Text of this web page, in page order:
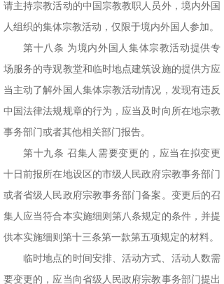
请主持宗教活动的中国宗教教职人员外，境内外国
人组织的集体宗教活动，仅限于境内外国人参加。
第十八条 为境内外国人集体宗教活动提供专
场服务的寺观教堂和临时地点建筑设施的提供方应
当主动了解外国人集体宗教活动情况，发现有违反
中国法律法规规章的行为，应当及时向所在地宗教
事务部门或者其他相关部门报告。
第十九条 召集人需要变更的，应当在拟变更
十日前报所在地设区的市级人民政府宗教事务部门
或者省级人民政府宗教事务部门备案。变更后的召
集人应当符合本实施细则第八条规定的条件，并提
供本实施细则第十三条第一款第五项规定的材料。
临时地点的时间安排、活动方式、活动人数需
要变更的，应当向省级人民政府宗教事务部门提出